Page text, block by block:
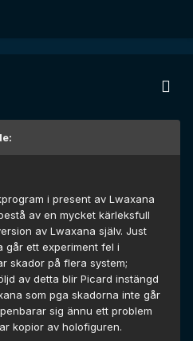
i present av Lwaxana
av en mycket kärleksfull
av Lwaxana själv. Just
går ett experiment fel i
skador på flera system;
av detta blir Picard instängd
som pga skadorna inte går
sig ännu ett problem
kopior av holofiguren.